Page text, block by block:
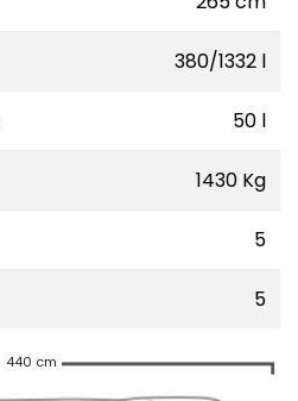
380/1332 l
50 l
1430 Kg
5
5
440 cm